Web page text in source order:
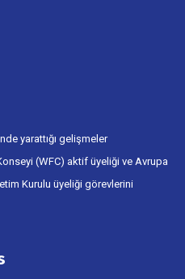
yarattığı gelişmeler
(WFC) aktif üyeliği ve Avrupa
Kurulu üyeliği görevlerini